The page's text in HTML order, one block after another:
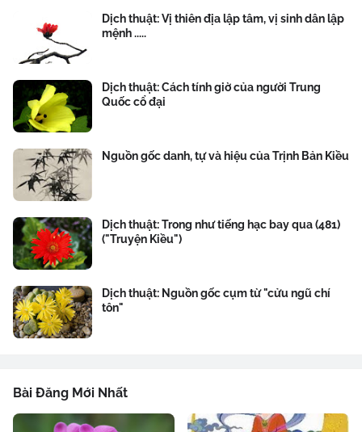
Dịch thuật: Vị thiên địa lập tâm, vị sinh dân lập
mệnh .....
Dịch thuật: Cách tính giờ của người Trung
Quốc cổ đại
Nguồn gốc danh, tự và hiệu của Trịnh Bản Kiều
Dịch thuật: Trong như tiếng hạc bay qua (481)
("Truyện Kiều")
Dịch thuật: Nguồn gốc cụm từ "cửu ngũ chí
tôn"
Bài Đăng Mới Nhất